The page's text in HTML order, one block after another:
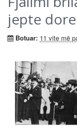
jepte
Botuar: 11 vite më